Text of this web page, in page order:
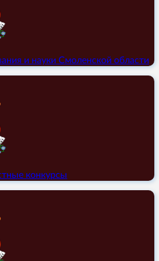
и науки Смоленской области
конкурсы